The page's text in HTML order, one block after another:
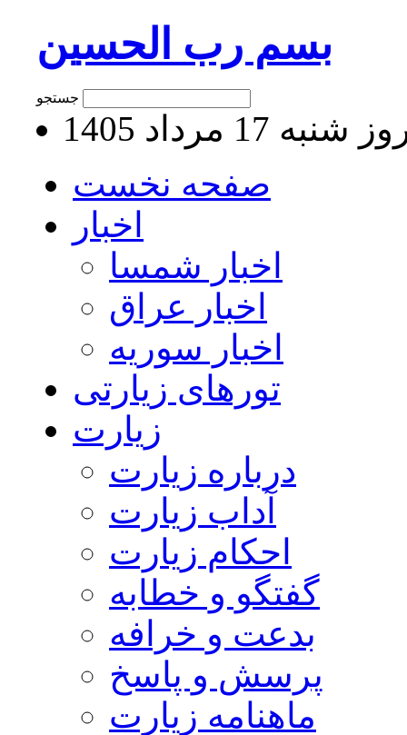
بسم رب الحسین
17 مرداد 1405
صفحه نخست
اخبار
اخبار شمسا
اخبار عراق
اخبار سوریه
تورهای زیارتی
زیارت
درباره زیارت
آداب زیارت
احکام زیارت
گفتگو و خطابه
بدعت و خرافه
پرسش و پاسخ
ماهنامه زیارت